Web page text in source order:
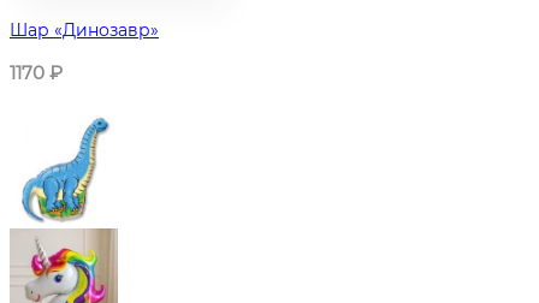
Шар «Динозавр»
1170 ₽